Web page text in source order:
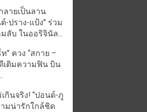
ลายเป็นลาน
ปราง-แป้ง” ร่วม
ลับ ในออริจินัล...
” ควง “สกาย –
เติมความฟิน บิน
กินจริง! “ปอนด์-ภู
ามน่ารักใกล้ชิด